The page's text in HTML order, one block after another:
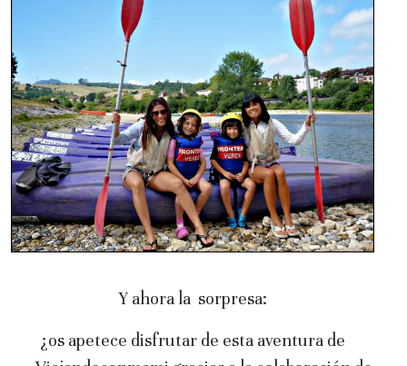
Y ahora la sorpresa:
¿os apetece disfrutar de esta aventura de